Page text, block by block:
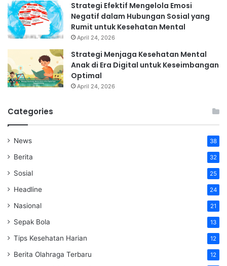
Strategi Efektif Mengelola Emosi
Negatif dalam Hubungan Sosial yang
Rumit untuk Kesehatan Mental
April 24, 2026
Strategi Menjaga Kesehatan Mental
Anak di Era Digital untuk Keseimbangan
Optimal
April 24, 2026
Categories
News 38
Berita 32
Sosial 25
Headline 24
Nasional 21
Sepak Bola 13
Tips Kesehatan Harian 12
Berita Olahraga Terbaru 12